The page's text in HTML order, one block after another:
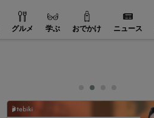
グルメ 学ぶ おでかけ ニュース